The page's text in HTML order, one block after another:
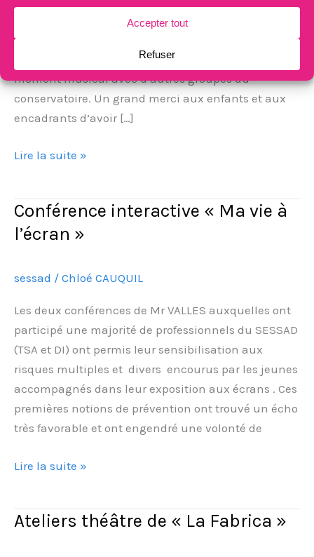
l’unité « Tintamarre » ont participé au spectacle de
fin d’année du conservatoire de Perpignan le
mercredi 27 juin 2018. Nous avons partagé ce
moment musical avec d’autres groupes du
conservatoire. Un grand merci aux enfants et aux
encadrants d’avoir […]
Lire la suite »
Conférence interactive « Ma vie à
l’écran »
sessad / Chloé CAUQUIL
Les deux conférences de Mr VALLES auxquelles ont
participé une majorité de professionnels du SESSAD
(TSA et DI) ont permis leur sensibilisation aux
risques multiples et divers encourus par les jeunes
accompagnés dans leur exposition aux écrans . Ces
premières notions de prévention ont trouvé un écho
très favorable et ont engendré une volonté de
Conférence
interactive
à
l’écran »
Lire la suite »
Ateliers théâtre de « La Fabrica »
Ateliers